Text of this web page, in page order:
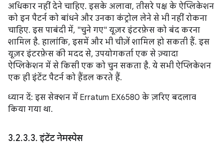
अधिकार नहीं देने चाहिए. इसके अलावा, तीसरे पक्ष के ऐप्लिकेशन
को इन पैटर्न को बांधने और उनका कंट्रोल लेने से भी नहीं रोकना
चाहिए. इस पाबंदी में, "चुने गए" यूज़र इंटरफ़ेस को बंद करना
शामिल है. हालांकि, इसमें और भी चीज़ें शामिल हो सकती हैं. इस
यूज़र इंटरफ़ेस की मदद से, उपयोगकर्ता एक से ज़्यादा
ऐप्लिकेशन में से किसी एक को चुन सकता है. ये सभी ऐप्लिकेशन
एक ही इंटेंट पैटर्न को हैंडल करते हैं.
ध्यान दें: इस सेक्शन में Erratum EX6580 के ज़रिए बदलाव
किया गया था.
3.2.3.3.इंटेंट नेमस्पेस